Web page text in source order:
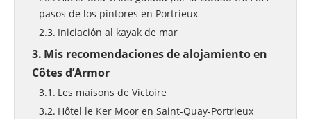
pasos de los pintores en Portrieux
Iniciación al kayak de mar
Mis recomendaciones de alojamiento en
Côtes d’Armor
Les maisons de Victoire
Hôtel le Ker Moor en Saint-Quay-Portrieux